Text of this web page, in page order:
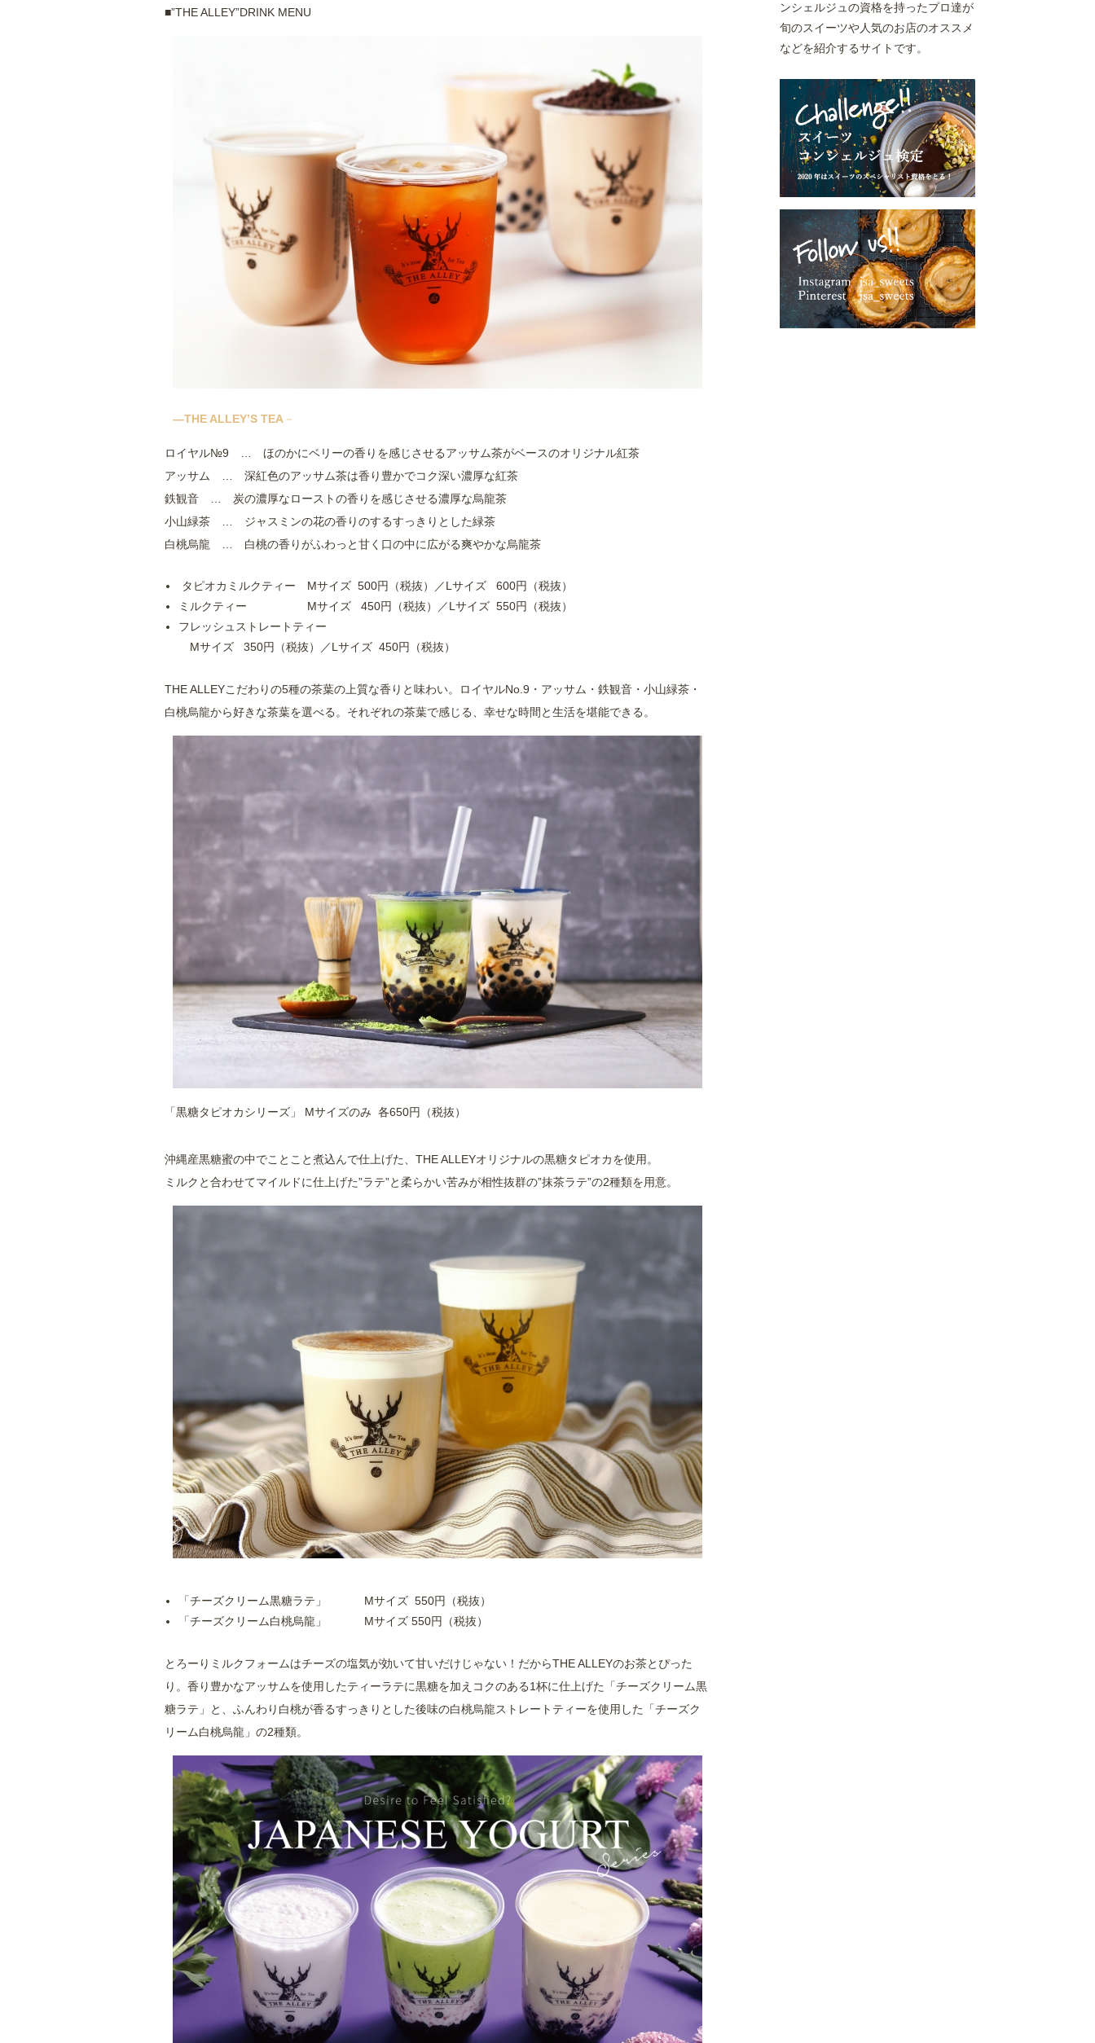
■”THE ALLEY”DRINK MENU
―THE ALLEY’S TEA －
ロイヤル№9 … ほのかにベリーの香りを感じさせるアッサム茶がベースのオリジナル紅茶
アッサム … 深紅色のアッサム茶は香り豊かでコク深い濃厚な紅茶
鉄観音 … 炭の濃厚なローストの香りを感じさせる濃厚な烏龍茶
小山緑茶 … ジャスミンの花の香りのするすっきりとした緑茶
白桃烏龍 … 白桃の香りがふわっと甘く口の中に広がる爽やかな烏龍茶
タピオカミルクティー Mサイズ 500円（税抜）／Lサイズ 600円（税抜）
ミルクティー Mサイズ 450円（税抜）／Lサイズ 550円（税抜）
フレッシュストレートティー
Mサイズ 350円（税抜）／Lサイズ 450円（税抜）
THE ALLEYこだわりの5種の茶葉の上質な香りと味わい。ロイヤルNo.9・アッサム・鉄観音・小山緑茶・
白桃烏龍から好きな茶葉を選べる。それぞれの茶葉で感じる、幸せな時間と生活を堪能できる。
「黒糖タピオカシリーズ」 Mサイズのみ 各650円（税抜）
沖縄産黒糖蜜の中でことこと煮込んで仕上げた、THE ALLEYオリジナルの黒糖タピオカを使用。
ミルクと合わせてマイルドに仕上げた”ラテ”と柔らかい苦みが相性抜群の”抹茶ラテ”の2種類を用意。
「チーズクリーム黒糖ラテ」 Mサイズ 550円（税抜）
「チーズクリーム白桃烏龍」 Mサイズ 550円（税抜）
とろーりミルクフォームはチーズの塩気が効いて甘いだけじゃない！だからTHE ALLEYのお茶とぴった
り。香り豊かなアッサムを使用したティーラテに黒糖を加えコクのある1杯に仕上げた「チーズクリーム黒
糖ラテ」と、ふんわり白桃が香るすっきりとした後味の白桃烏龍ストレートティーを使用した「チーズク
リーム白桃烏龍」の2種類。
ンシェルジュの資格を持ったプロ達が
旬のスイーツや人気のお店のオススメ
などを紹介するサイトです。